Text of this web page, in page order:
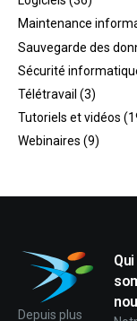
Maintenance
Sauvegarde des
Sécurité
Télétravail (3)
Tutoriels et vidéos
Webinaires (9)
Depuis plus
Qui